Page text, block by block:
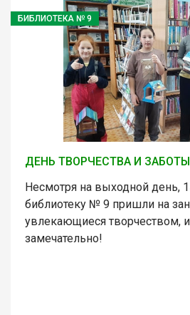
БИБЛИОТЕКА № 9
ДЕНЬ ТВОРЧЕСТВА И
Несмотря на выходной день,
библиотеку № 9 пришли на
увлекающиеся творчеством,
замечательно!